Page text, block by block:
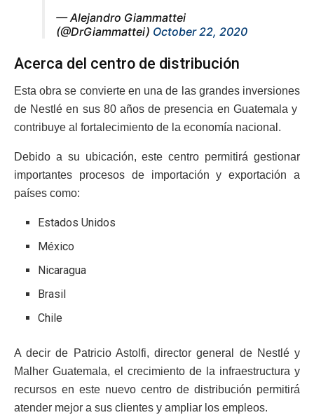
— Alejandro Giammattei
(@DrGiammattei) October 22, 2020
Acerca del centro de distribución
Esta obra se convierte en una de las grandes inversiones
de Nestlé en sus 80 años de presencia en Guatemala y
contribuye al fortalecimiento de la economía nacional.
Debido a su ubicación, este centro permitirá gestionar
importantes procesos de importación y exportación a
países como:
Estados Unidos
México
Nicaragua
Brasil
Chile
A decir de Patricio Astolfi, director general de Nestlé y
Malher Guatemala, el crecimiento de la infraestructura y
recursos en este nuevo centro de distribución permitirá
atender mejor a sus clientes y ampliar los empleos.